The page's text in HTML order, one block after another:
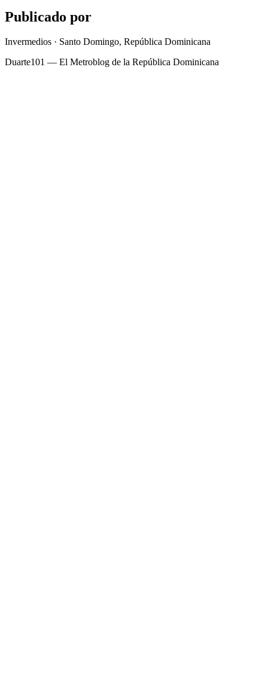
Publicado por
Invermedios · Santo Domingo, República Dominicana
Duarte101 — El Metroblog de la República Dominicana